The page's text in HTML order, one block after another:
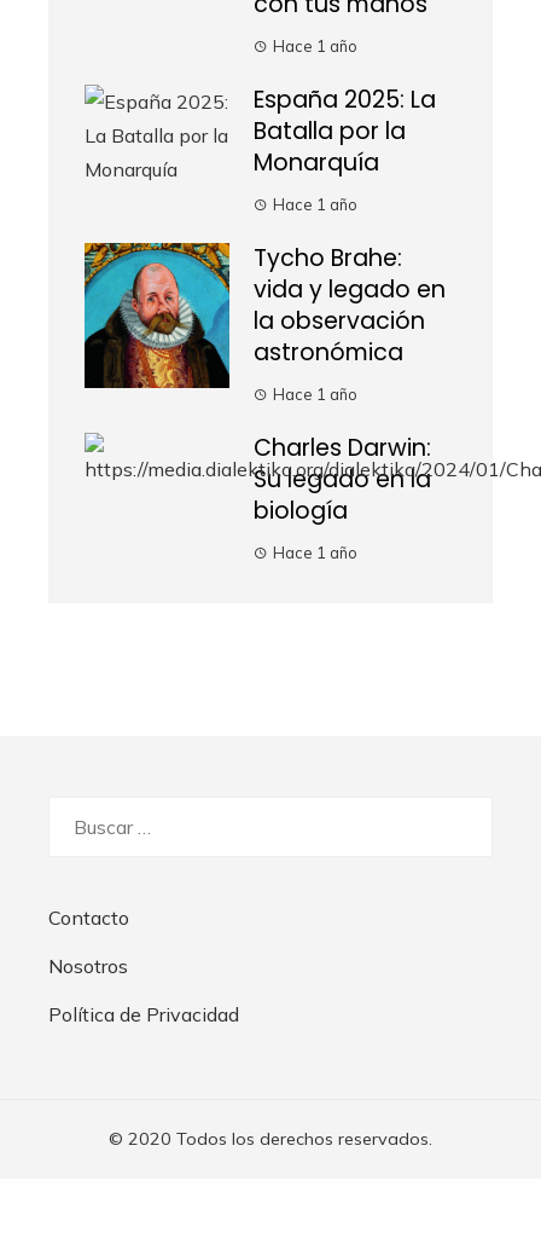
Hace 1 año
España 2025: La
Batalla por la
Monarquía
Hace 1 año
Tycho Brahe:
vida y legado en
la observación
astronómica
Hace 1 año
Charles Darwin:
Su legado en la
biología
Hace 1 año
Contacto
Nosotros
Política de Privacidad
© 2020 Todos los derechos reservados.